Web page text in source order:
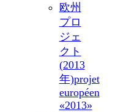
欧州
プロ
ジェ
クト
(2013
年)projet
européen
«2013»